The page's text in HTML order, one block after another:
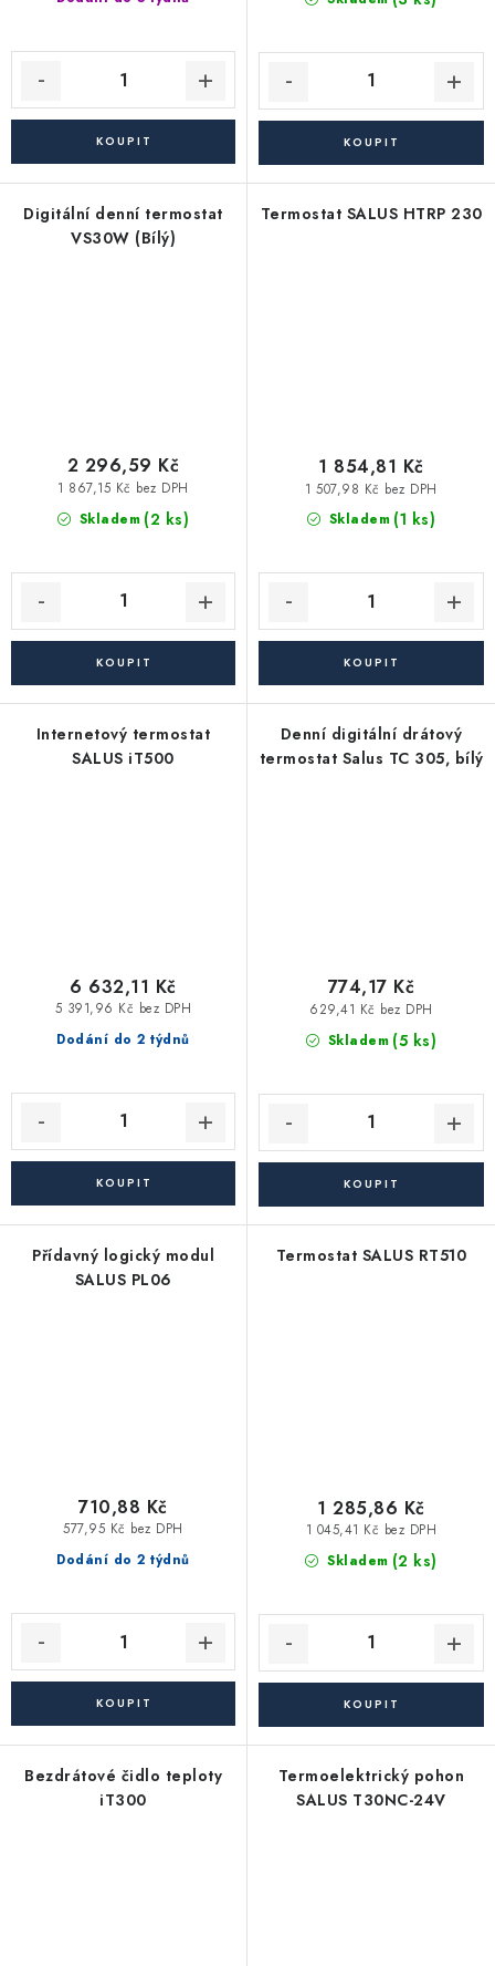
Digitální denní termostat
VS30W (Bílý)
Skladem (2 ks)
1 867,15 Kč bez DPH
2 296,59 Kč
Termostat SALUS HTRP 230
Skladem (1 ks)
1 507,98 Kč bez DPH
1 854,81 Kč
Internetový termostat
SALUS iT500
Dodání do 2 týdnů
5 391,96 Kč bez DPH
6 632,11 Kč
Denní digitální drátový
termostat Salus TC 305, bílý
Skladem (5 ks)
629,41 Kč bez DPH
774,17 Kč
Přídavný logický modul
SALUS PL06
Dodání do 2 týdnů
577,95 Kč bez DPH
710,88 Kč
Termostat SALUS RT510
Skladem (2 ks)
1 045,41 Kč bez DPH
1 285,86 Kč
Bezdrátové čidlo teploty
iT300
Termoelektrický pohon
SALUS T30NC-24V